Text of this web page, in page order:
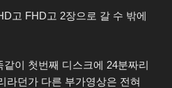
고 FHD고 2장으로 갈 수 밖에
이 첫번째 디스크에 24분짜리
라던가 다른 부가영상은 전혀